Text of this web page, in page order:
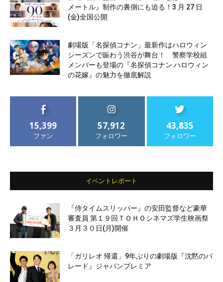
メートル』制作の裏側にも迫る！3 月 27 日
(金)全国公開
劇場版「名探偵コナン」最新作はハロウィン
シーズンで賑わう渋谷が舞台！ 警察学校組
メンバーも登場の『名探偵コナン ハロウィン
の花嫁』の魅力を徹底解説
15,399
ファン
57,912
フォロワー
43,835
フォロワー
イベントレポート
『侍タイムスリッパー』の安田監督など豪華
審査員 第１９回ＴＯＨＯシネマズ学生映画祭
３月３０日(月)開催
「ガリレオ 帰還」9年ぶりの劇場版『沈黙のパ
レード』ジャパンプレミア